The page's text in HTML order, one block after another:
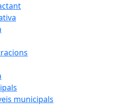
municipals